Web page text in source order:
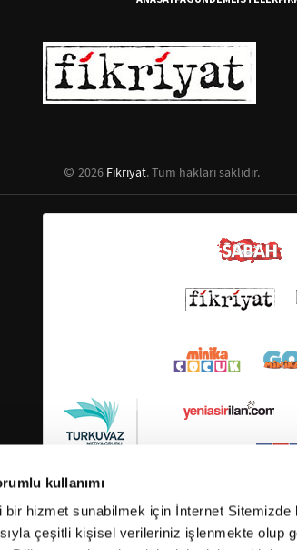
kullanımı
bir hizmet sunabilmek için İnternet
çeşitli kişisel verileriniz işlenmekte olup
2026 Fikriyat. Tüm hakları saklıdır.